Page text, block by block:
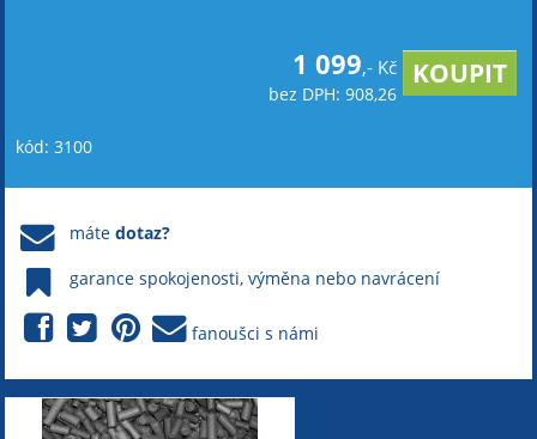
1 099,- Kč
bez DPH: 908,26
kód: 3100
mátedotaz?
garance spokojenosti, výměna nebo navrácení
fanoušci s námi